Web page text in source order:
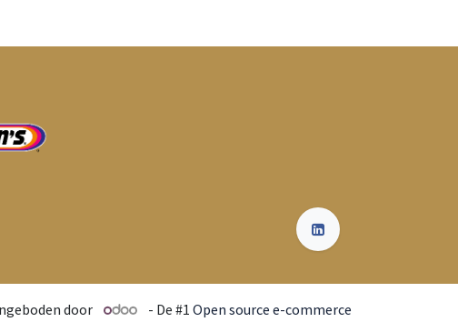
door - De #1 Open source e-commerce